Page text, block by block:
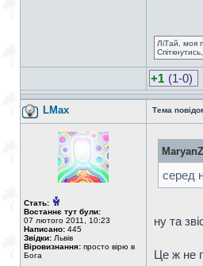
ЛіТай, моя
+1 (1-0)
LMax Тема
Стать:
Востаннє тут були:
07 лютого 2011, 10:23
Написано: 445
Звідки: Львів
Віровизнання: просто вірю в
Бога
серед
ну та
Це ж не